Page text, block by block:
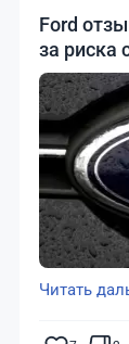
Ford
за риска
Читать